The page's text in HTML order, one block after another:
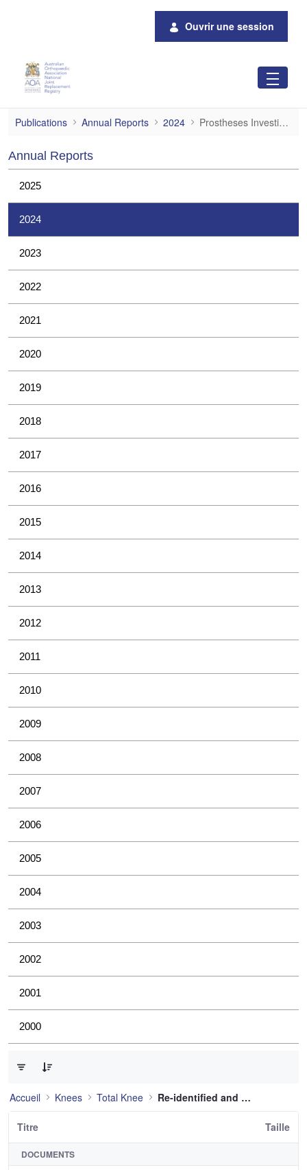
Ouvrir une session
Prostheses Investigations
Publications Annual Reports 2024 Prostheses Investigations
Annual Reports
2025
2024
2023
2022
2021
2020
2019
2018
2017
2016
2015
2014
2013
2012
2011
2010
2009
2008
2007
2006
2005
2004
2003
2002
2001
2000
Accueil Knees Total Knee Re-identified and still used
Titre Taille
DOCUMENTS